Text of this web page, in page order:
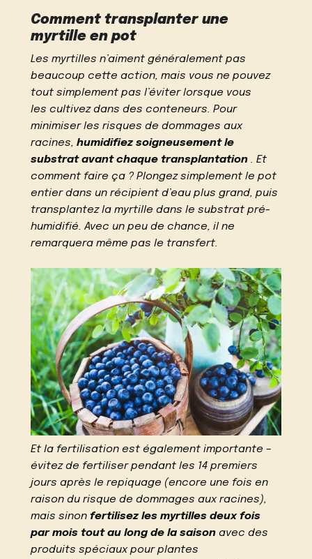
Comment transplanter une
myrtille en pot
Les myrtilles n’aiment généralement pas
beaucoup cette action, mais vous ne pouvez
tout simplement pas l’éviter lorsque vous
les cultivez dans des conteneurs. Pour
minimiser les risques de dommages aux
racines,humidifiez soigneusement le
substrat avant chaque transplantation . Et
comment faire ça ? Plongez simplement le pot
entier dans un récipient d’eau plus grand, puis
transplantez la myrtille dans le substrat pré-
humidifié. Avec un peu de chance, il ne
remarquera même pas le transfert.
Et la fertilisation est également importante –
évitez de fertiliser pendant les 14 premiers
jours après le repiquage (encore une fois en
raison du risque de dommages aux racines),
mais sinonfertilisez les myrtilles deux fois
par mois tout au long de la saison avec des
produits spéciaux pour plantes